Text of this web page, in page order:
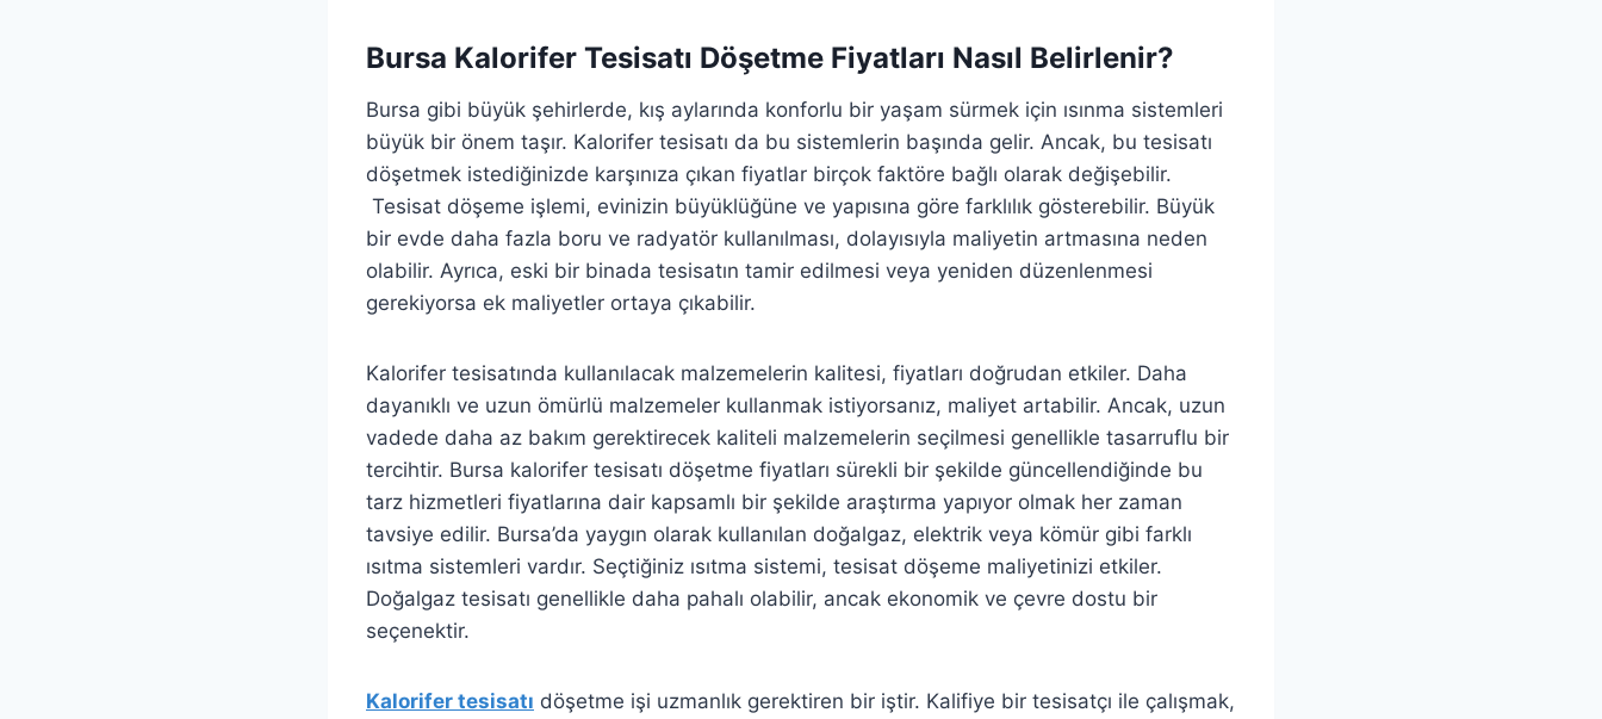
Bursa Kalorifer Tesisatı Döşetme Fiyatları Nasıl Belirlenir?
Bursa gibi büyük şehirlerde, kış aylarında konforlu bir yaşam sürmek için ısınma sistemleri
büyük bir önem taşır. Kalorifer tesisatı da bu sistemlerin başında gelir. Ancak, bu tesisatı
döşetmek istediğinizde karşınıza çıkan fiyatlar birçok faktöre bağlı olarak değişebilir.
Tesisat döşeme işlemi, evinizin büyüklüğüne ve yapısına göre farklılık gösterebilir. Büyük
bir evde daha fazla boru ve radyatör kullanılması, dolayısıyla maliyetin artmasına neden
olabilir. Ayrıca, eski bir binada tesisatın tamir edilmesi veya yeniden düzenlenmesi
gerekiyorsa ek maliyetler ortaya çıkabilir.
Kalorifer tesisatında kullanılacak malzemelerin kalitesi, fiyatları doğrudan etkiler. Daha
dayanıklı ve uzun ömürlü malzemeler kullanmak istiyorsanız, maliyet artabilir. Ancak, uzun
vadede daha az bakım gerektirecek kaliteli malzemelerin seçilmesi genellikle tasarruflu bir
tercihtir. Bursa kalorifer tesisatı döşetme fiyatları sürekli bir şekilde güncellendiğinde bu
tarz hizmetleri fiyatlarına dair kapsamlı bir şekilde araştırma yapıyor olmak her zaman
tavsiye edilir. Bursa’da yaygın olarak kullanılan doğalgaz, elektrik veya kömür gibi farklı
ısıtma sistemleri vardır. Seçtiğiniz ısıtma sistemi, tesisat döşeme maliyetinizi etkiler.
Doğalgaz tesisatı genellikle daha pahalı olabilir, ancak ekonomik ve çevre dostu bir
seçenektir.
Kalorifer tesisatı döşetme işi uzmanlık gerektiren bir iştir. Kalifiye bir tesisatçı ile çalışmak,